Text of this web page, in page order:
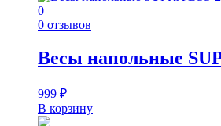
0
0 отзывов
Весы напольные
999 ₽
В корзину